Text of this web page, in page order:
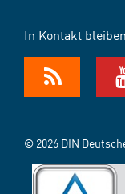
In Kontakt bleiben
© 2026 DIN